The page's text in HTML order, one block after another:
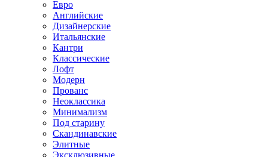
Евро
Английские
Дизайнерские
Итальянские
Кантри
Классические
Лофт
Модерн
Прованс
Неоклассика
Минимализм
Под старину
Скандинавские
Элитные
Эксклюзивные